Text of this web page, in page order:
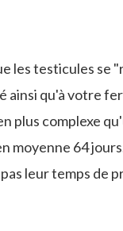
les testicules se
ainsi qu'à votre
plus complexe
moyenne 64
leur temps de